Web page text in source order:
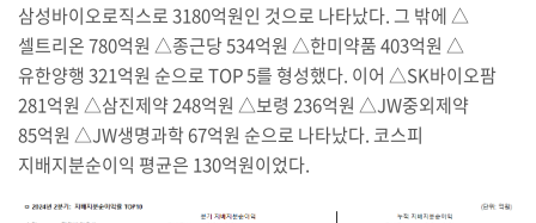
삼성바이오로직스로 3180억원인 것으로 나타났다. 그 밖에 △
셀트리온 780억원 △종근당 534억원 △한미약품 403억원 △
유한양행 321억원 순으로 TOP 5를 형성했다. 이어 △SK바이오팜
281억원 △삼진제약 248억원 △보령 236억원 △JW중외제약
85억원 △JW생명과학 67억원 순으로 나타났다. 코스피
지배지분순이익 평균은 130억원이었다.